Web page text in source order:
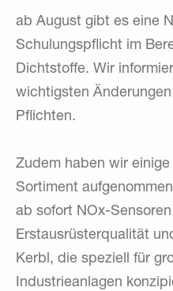
ab August gibt es eine
Schulungspflicht im
Dichtstoffe. Wir
wichtigsten
Pflichten.
Zudem haben wir
Sortiment
ab sofort NOx-
Erstausrüsterqualität
Kerbl, die speziell für
Industrieanlagen